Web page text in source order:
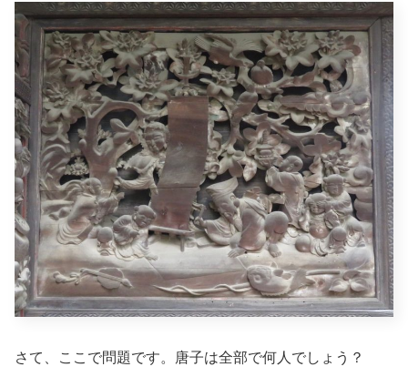
さて、ここで問題です。唐子は全部で何人でしょう？